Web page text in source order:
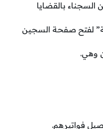
بالقضايا
لفتح صفحة السجين
وهي.
فواتيرهم.